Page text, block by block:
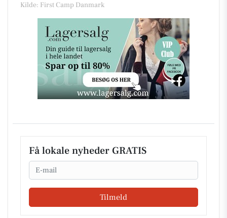
Kilde: First Camp Danmark
Få lokale nyheder GRATIS
Email
Tilmeld